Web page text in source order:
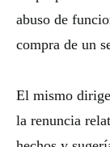
abuso de
compra de un
El mismo
la renuncia